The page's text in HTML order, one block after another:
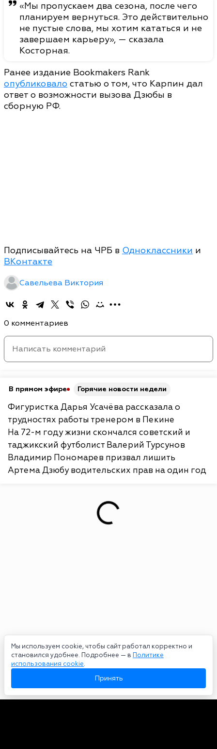
Мы используем cookie, чтобы сайт работал корректно и
становился удобнее. Подробнее — в Политике
использования cookie.
Принять
«Мы пропускаем два сезона, после чего
планируем вернуться. Это действительно
не пустые слова, мы хотим кататься и не
завершаем карьеру», — сказала
Косторная.
Ранее издание Bookmakers Rank
опубликовало статью о том, что Карпин дал
ответ о возможности вызова Дзюбы в
сборную РФ.
Подписывайтесь на ЧРБ в Одноклассники и
ВКонтакте
Савельева Виктория
0 комментариев
В прямом эфире Горячие новости недели
Фигуристка Дарья Усачёва рассказала о
трудностях работы тренером в Пекине
На 72-м году жизни скончался советский и
таджикский футболист Валерий Турсунов
Владимир Пономарев призвал лишить
Артема Дзюбу водительских прав на один год